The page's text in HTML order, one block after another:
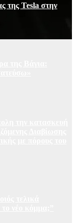
της Tesla στην